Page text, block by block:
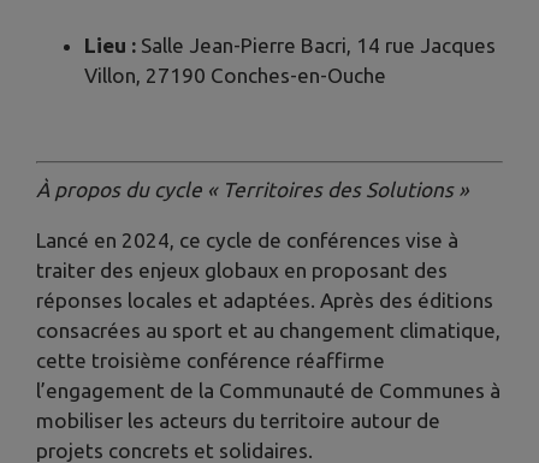
Lieu : Salle Jean-Pierre Bacri, 14 rue Jacques
Villon, 27190 Conches-en-Ouche
À propos du cycle « Territoires des Solutions »
Lancé en 2024, ce cycle de conférences vise à
traiter des enjeux globaux en proposant des
réponses locales et adaptées. Après des éditions
consacrées au sport et au changement climatique,
cette troisième conférence réaffirme
l’engagement de la Communauté de Communes à
mobiliser les acteurs du territoire autour de
projets concrets et solidaires.